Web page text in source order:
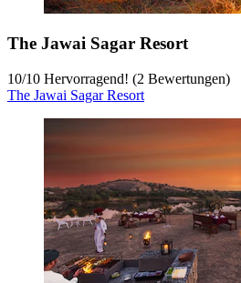
The Jawai Sagar Resort
10/10 Hervorragend! (2 Bewertungen)
The Jawai Sagar Resort